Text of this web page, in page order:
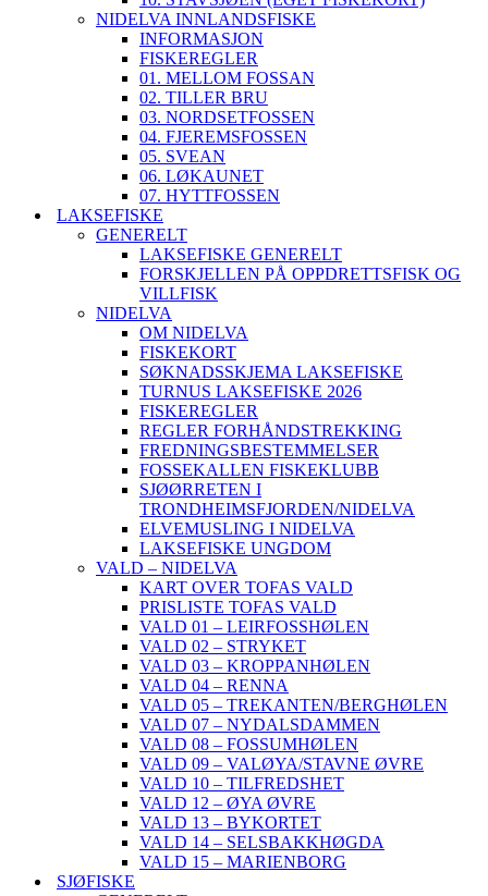
NIDELVA INNLANDSFISKE
INFORMASJON
FISKEREGLER
01. MELLOM FOSSAN
02. TILLER BRU
03. NORDSETFOSSEN
04. FJEREMSFOSSEN
05. SVEAN
06. LØKAUNET
07. HYTTFOSSEN
LAKSEFISKE
GENERELT
LAKSEFISKE GENERELT
FORSKJELLEN PÅ OPPDRETTSFISK OG
VILLFISK
NIDELVA
OM NIDELVA
FISKEKORT
SØKNADSSKJEMA LAKSEFISKE
TURNUS LAKSEFISKE 2026
FISKEREGLER
REGLER FORHÅNDSTREKKING
FREDNINGSBESTEMMELSER
FOSSEKALLEN FISKEKLUBB
SJØØRRETEN I
TRONDHEIMSFJORDEN/NIDELVA
ELVEMUSLING I NIDELVA
LAKSEFISKE UNGDOM
VALD – NIDELVA
KART OVER TOFAS VALD
PRISLISTE TOFAS VALD
VALD 01 – LEIRFOSSHØLEN
VALD 02 – STRYKET
VALD 03 – KROPPANHØLEN
VALD 04 – RENNA
VALD 05 – TREKANTEN/BERGHØLEN
VALD 07 – NYDALSDAMMEN
VALD 08 – FOSSUMHØLEN
VALD 09 – VALØYA/STAVNE ØVRE
VALD 10 – TILFREDSHET
VALD 12 – ØYA ØVRE
VALD 13 – BYKORTET
VALD 14 – SELSBAKKHØGDA
VALD 15 – MARIENBORG
SJØFISKE